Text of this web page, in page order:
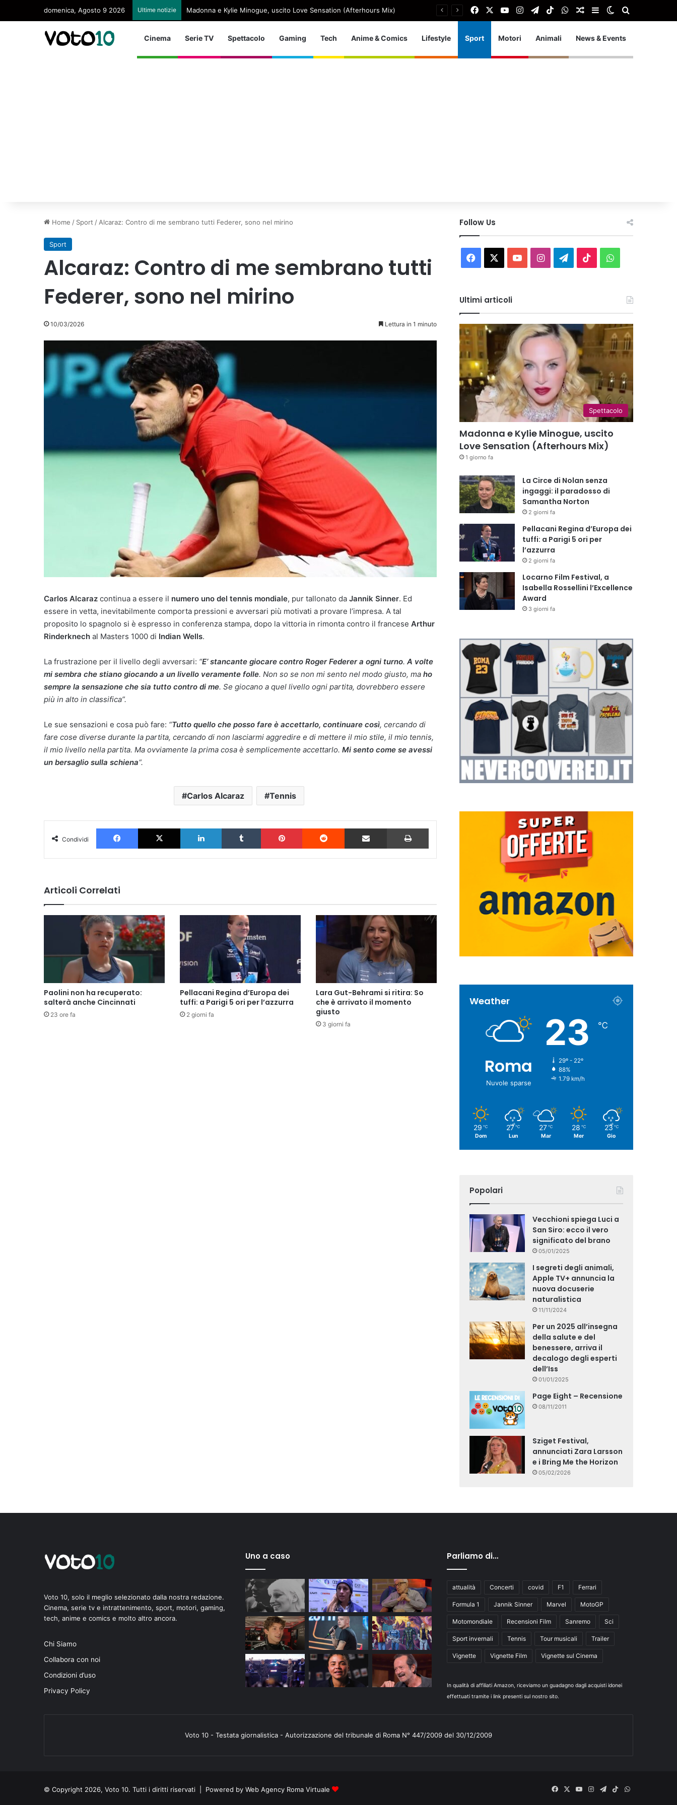
domenica, Agosto 9 2026 Ultime notizie Madonna e Kylie Minogue, uscito Love Sensation (Afterhours Mix) FacebookYou TubeInstagram
TelegramTikTokWhatsApp
Articolo Random
Barra laterale
Cambia aspetto
Cinema Serie TV Spettacolo Gaming Tech Anime & Comics Lifestyle Sport Motori Animali News & Events
Home / Sport / Alcaraz: Contro di me sembrano tutti Federer, sono nel mirino
Sport
Alcaraz: Contro di me sembrano tutti
Federer, sono nel mirino
10/03/2026 Lettura in 1 minuto
Carlos Alcaraz continua a essere il numero uno del tennis mondiale, pur tallonato da Jannik Sinner. Ed
essere in vetta, inevitabilmente comporta pressioni e avversari più motivati a provare l’impresa. A tal
proposito lo spagnolo si è espresso in conferenza stampa, dopo la vittoria in rimonta contro il francese Arthur
Rinderknech al Masters 1000 di Indian Wells.
La frustrazione per il livello degli avversari: “E’ stancante giocare contro Roger Federer a ogni turno. A volte
mi sembra che stiano giocando a un livello veramente folle. Non so se non mi sento nel modo giusto, ma ho
sempre la sensazione che sia tutto contro di me. Se giocano a quel livello ogni partita, dovrebbero essere
più in alto in classifica”.
Le sue sensazioni e cosa può fare: “Tutto quello che posso fare è accettarlo, continuare così, cercando di
fare cose diverse durante la partita, cercando di non lasciarmi aggredire e di mettere il mio stile, il mio tennis,
il mio livello nella partita. Ma ovviamente la prima cosa è semplicemente accettarlo. Mi sento come se avessi
un bersaglio sulla schiena“.
Carlos Alcaraz Tennis
Condividi
Facebook X LinkedIn Tumblr Pinterest Reddit Condividi via Email Stampa
Articoli Correlati
Paolini non ha recuperato:
salterà anche Cincinnati
23 ore fa
Pellacani Regina d’Europa dei
tuffi: a Parigi 5 ori per l’azzurra
2 giorni fa
Lara Gut-Behrami si ritira: So
che è arrivato il momento
giusto
3 giorni fa
Follow Us
Facebook You InstagramTelegram
TikTokWhatsApp
Ultimi articoli
Spettacolo
Madonna e Kylie Minogue, uscito
Love Sensation (Afterhours Mix)
1 giorno fa
La Circe di Nolan senza
ingaggi: il paradosso di
Samantha Norton
2 giorni fa
Pellacani Regina d’Europa dei
tuffi: a Parigi 5 ori per
l’azzurra
2 giorni fa
Locarno Film Festival, a
Isabella Rossellini l’Excellence
Award
3 giorni fa
Weather
Roma
Nuvole sparse
23 ℃
29º - 22º
88%
1.79 km/h
29 ℃
Dom
27 ℃
Lun
27 ℃
Mar
28 ℃
Mer
23 ℃
Gio
Popolari
Vecchioni spiega Luci a
San Siro: ecco il vero
significato del brano
05/01/2025
I segreti degli animali,
Apple TV+ annuncia la
nuova docuserie
naturalistica
11/11/2024
Per un 2025 all’insegna
della salute e del
benessere, arriva il
decalogo degli esperti
dell’Iss
01/01/2025
Page Eight – Recensione
08/11/2011
Sziget Festival,
annunciati Zara Larsson
e i Bring Me the Horizon
05/02/2026
Voto 10, solo il meglio selezionato dalla nostra redazione.
Cinema, serie tv e intrattenimento, sport, motori, gaming,
tech, anime e comics e molto altro ancora.
Chi Siamo
Collabora con noi
Condizioni d’uso
Privacy Policy
Uno a caso Parliamo di…
attualità Concerti covid F1 Ferrari
Formula 1 Jannik Sinner Marvel MotoGP
Motomondiale Recensioni Film Sanremo Sci
Sport invernali Tennis Tour musicali Trailer
Vignette Vignette Film Vignette sul Cinema
In qualità di affiliati Amazon, riceviamo un guadagno dagli acquisti idonei
effettuati tramite i link presenti sul nostro sito.
Voto 10 - Testata giornalistica - Autorizzazione del tribunale di Roma N° 447/2009 del 30/12/2009
© Copyright 2026, Voto 10. Tutti i diritti riservati | Powered by Web Agency Roma Virtuale Facebook
X
YouInstagram
Telegram
TikTokWhatsApp